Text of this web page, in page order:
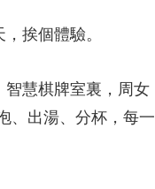
挨個體驗。
慧棋牌室裏，周女
、出湯、分杯，每一